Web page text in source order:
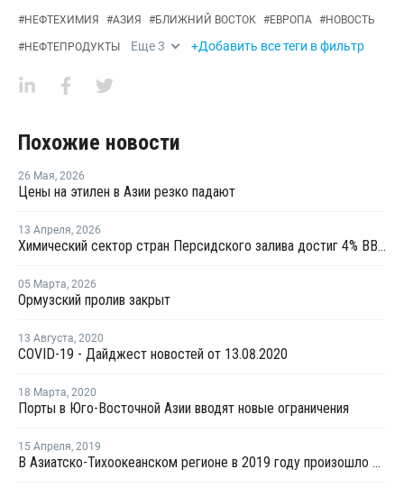
#НЕФТЕХИМИЯ #АЗИЯ #БЛИЖНИЙ ВОСТОК #ЕВРОПА #НОВОСТЬ
#НЕФТЕПРОДУКТЫ Еще3 +Добавить все теги в фильтр
Похожие новости
26 Мая, 2026
Цены на этилен в Азии резко падают
13 Апреля, 2026
Химический сектор стран Персидского залива достиг 4% ВВП
05 Марта, 2026
Ормузский пролив закрыт
13 Августа, 2020
COVID-19 - Дайджест новостей от 13.08.2020
18 Марта, 2020
Порты в Юго-Восточной Азии вводят новые ограничения
15 Апреля, 2019
В Азиатско-Тихоокеанском регионе в 2019 году произошло несколько взрывов на нефтехимических производствах